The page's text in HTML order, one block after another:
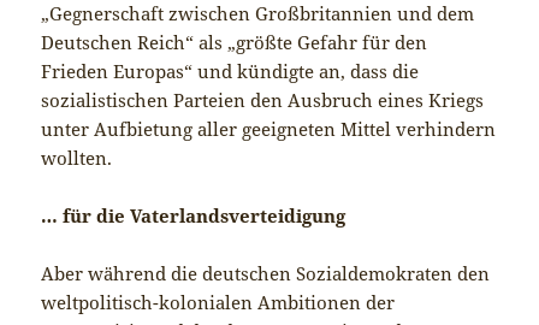
„Gegnerschaft zwischen Großbritannien und dem
Deutschen Reich“ als „größte Gefahr für den
Frieden Europas“ und kündigte an, dass die
sozialistischen Parteien den Ausbruch eines Kriegs
unter Aufbietung aller geeigneten Mittel verhindern
wollten.
… für die Vaterlandsverteidigung
Aber während die deutschen Sozialdemokraten den
weltpolitisch-kolonialen Ambitionen der